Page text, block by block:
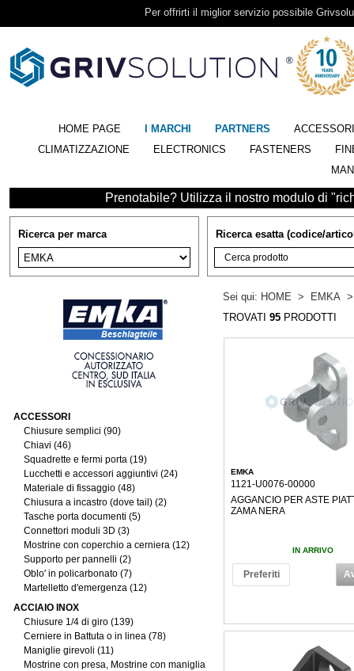
Per offrirti il miglior servizio possibile
HOME PAGE I MARCHI PARTNERS
ACCESSORI
CLIMATIZZAZIONE
ELECTRONICS FASTENERS
Prenotabile? Utilizza il nostro modulo di
Ricerca per marca Ricerca esatta (codice/
ACCESSORI
Chiusure semplici (90)
Chiavi (46)
Squadrette e fermi porta (19)
Lucchetti e accessori aggiuntivi (24)
Materiale di fissaggio (48)
Chiusura a incastro (dove tail) (2)
Tasche porta documenti (5)
Connettori moduli 3D (3)
Mostrine con coperchio a cerniera (12)
Supporto per pannelli (2)
Oblo' in policarbonato (7)
Martelletto d'emergenza (12)
ACCIAIO INOX
Chiusure 1/4 di giro (139)
Cerniere in Battuta o in linea (78)
Maniglie girevoli (11)
Mostrine con presa, Mostrine con maniglia
Sei qui: HOME > EMKA
TROVATI 95 PRODOTTI
EMKA
1121-U0076-00000
AGGANCIO PER ASTE
ZAMA NERA
IN ARRIVO
Preferiti